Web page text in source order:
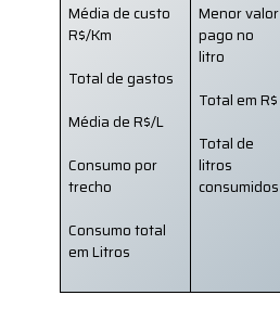
Média de custo
R$/Km
Total de gastos
Média de R$/L
Consumo por
trecho
Consumo total
em Litros
Menor valor
pago no
litro
Total em R$
Total de
litros
consumidos